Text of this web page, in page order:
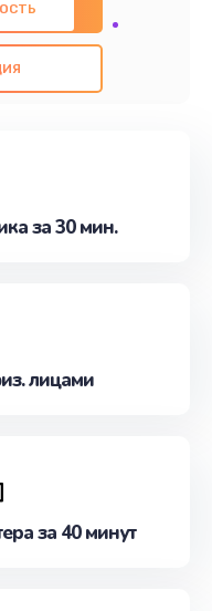
компонентов, а
всех
- предоставить
записаться на
за 30 мин.
лицами
за 40 минут